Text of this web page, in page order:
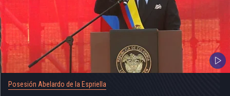
Posesión Abelardo de la Espriella